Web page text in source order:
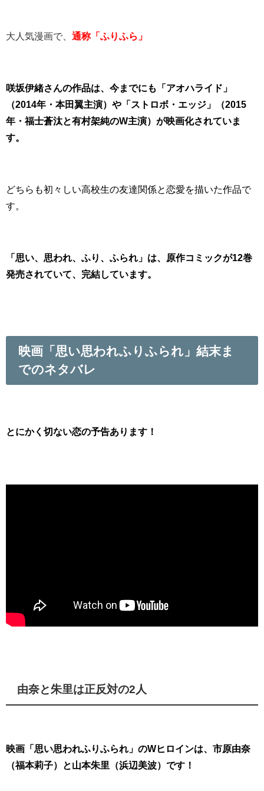
大人気漫画で、 通称「ふりふら」
咲坂伊緒さんの作品は、今までにも「アオハライド」
（2014年・本田翼主演）や「ストロボ・エッジ」（2015
年・福士蒼汰と有村架純のW主演）が映画化されていま
す。
どちらも初々しい高校生の友達関係と恋愛を描いた作品で
す。
「思い、思われ、ふり、ふられ」は、原作コミックが12巻
発売されていて、完結しています。
映画「思い思われふりふられ」結末ま
でのネタバレ
とにかく切ない恋の予告あります！
由奈と朱里は正反対の2人
映画「思い思われふりふられ」のWヒロインは、市原由奈
（福本莉子）と山本朱里（浜辺美波）です！